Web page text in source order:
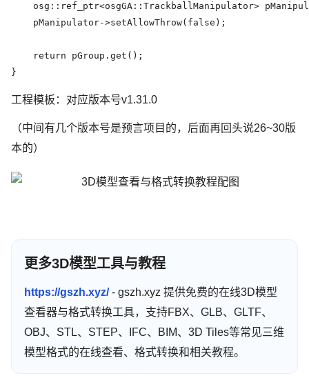
osg::ref_ptr<osgGA::TrackballManipulator>
    pManipulator->setAllowThrow(false);
    return pGroup.get();
}
工程模板：对应版本号v1.31.0
（中间有几个版本号是预言项目的，后面再回头说26~30版
本的）
更多3D模型工具与教程
https://gszh.xyz/- gszh.xyz 提供免费的在线3D模型
查看器与格式转换工具，支持FBX、GLB、GLTF、
OBJ、STL、STEP、IFC、BIM、3D Tiles等常见三维
模型格式的在线查看、格式转换和相关教程。